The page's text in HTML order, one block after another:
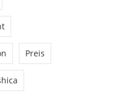
Preis